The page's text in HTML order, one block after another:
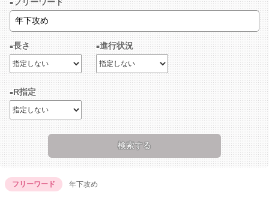
フリーワード
長さ 進行状況
R指定
フリーワード 年下攻め